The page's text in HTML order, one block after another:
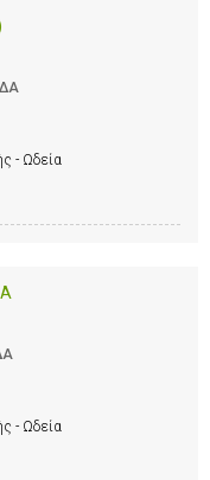
- Ωδεία
- Ωδεία